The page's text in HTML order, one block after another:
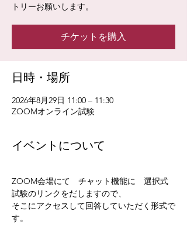
トリーお願いします。
チケットを購入
日時・場所
2026年8月29日 11:00 – 11:30
ZOOMオンライン試験
イベントについて
ZOOM会場にて　チャット機能に　選択式
試験のリンクをだしますので、
そこにアクセスして回答していただく形式で
す。